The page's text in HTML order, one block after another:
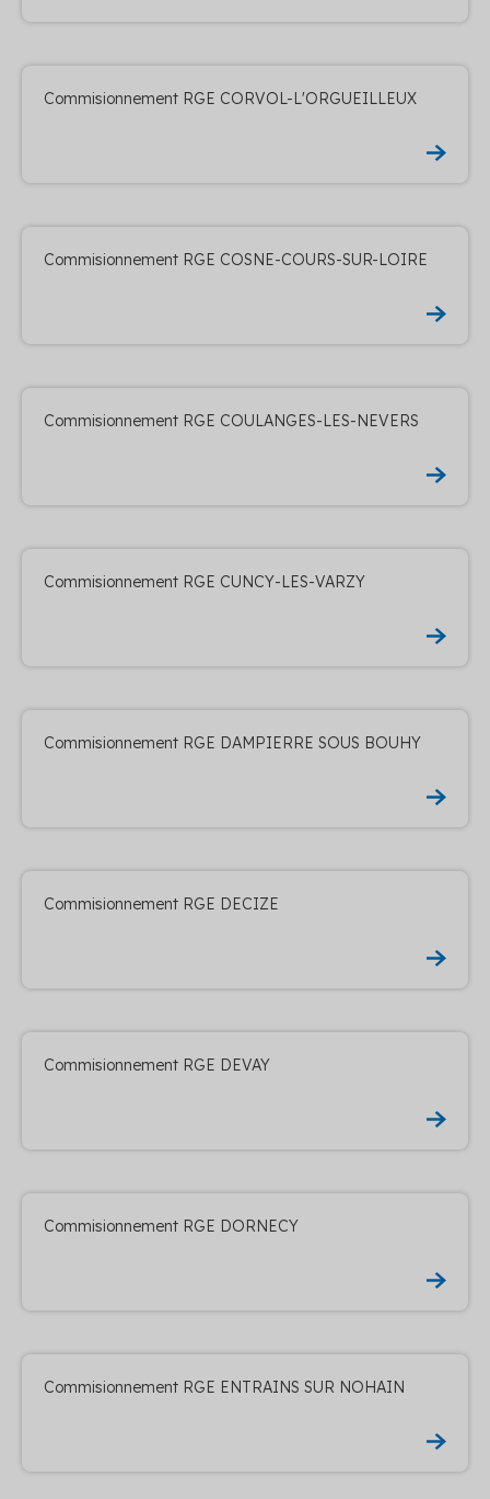
Commisionnement RGE CORVOL-L'ORGUEILLEUX
Commisionnement RGE COSNE-COURS-SUR-LOIRE
Commisionnement RGE COULANGES-LES-NEVERS
Commisionnement RGE CUNCY-LES-VARZY
Commisionnement RGE DAMPIERRE SOUS BOUHY
Commisionnement RGE DECIZE
Commisionnement RGE DEVAY
Commisionnement RGE DORNECY
Commisionnement RGE ENTRAINS SUR NOHAIN